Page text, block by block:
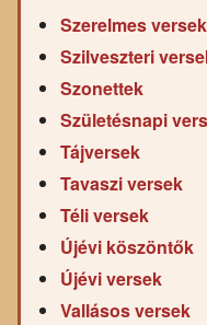
Szerelmes versek
Szilveszteri
Szonettek
Születésnapi
Tájversek
Tavaszi versek
Téli versek
Újévi köszöntők
Újévi versek
Vallásos versek